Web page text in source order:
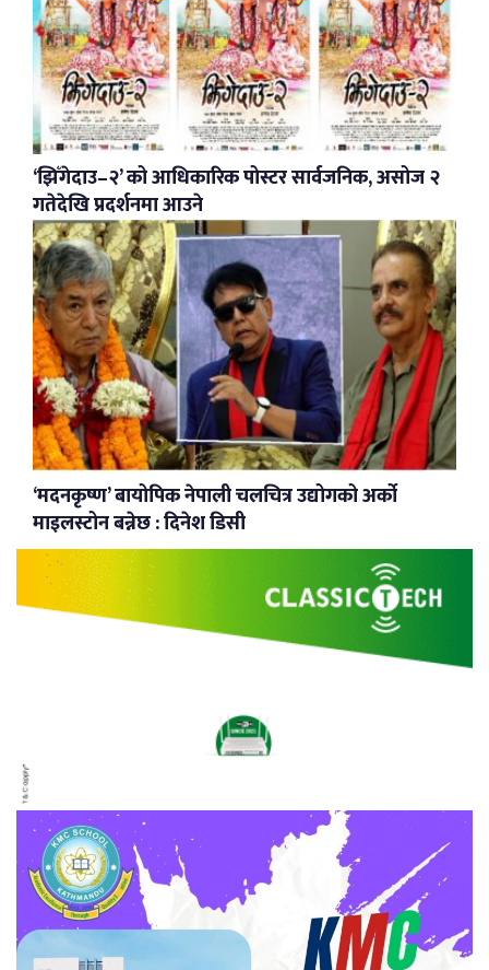
‘झिँगेदाउ–२’ को आधिकारिक पोस्टर सार्वजनिक, असोज २
गतेदेखि प्रदर्शनमा आउने
‘मदनकृष्ण’ बायोपिक नेपाली चलचित्र उद्योगको अर्को
माइलस्टोन बन्नेछ : दिनेश डिसी